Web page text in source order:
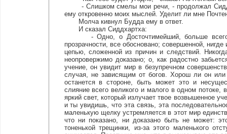
- Слишком смелы мои речи, - продолжал
ему откровенно моих мыслей. Уделит ли мне
Молча кивнул Будда ему в ответ.
И сказал Сиддхартха:
- Одно, о Досточтимейший, больше всего
прозрачности, все обосновано; совершенной,
цепью, сложенной из причин и следствий.
неопровержимо доказано; о, как радостно
учение, он увидит мир в безупречном
случая, не зависящим от богов. Хорош ли он
останется в стороне, быть может это и
слияние всего великого и малого в одном потоке,
яркий свет, который излучает твое возвышенное
и ты увидишь, что эта связь, эта
маленькую щелку устремляется в этот мир
что ни показано, ни доказано быть не может:
тоненькой трещинки, из-за этого маленького